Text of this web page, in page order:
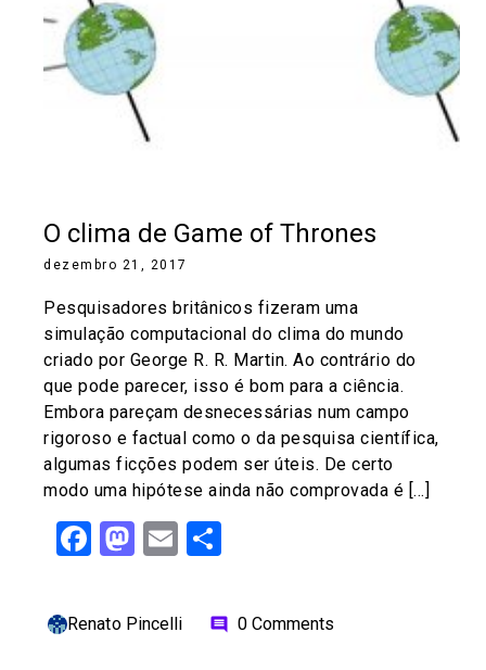
O clima de Game of Thrones
dezembro 21, 2017
Pesquisadores britânicos fizeram uma
simulação computacional do clima do mundo
criado por George R. R. Martin. Ao contrário do
que pode parecer, isso é bom para a ciência.
Embora pareçam desnecessárias num campo
rigoroso e factual como o da pesquisa científica,
algumas ficções podem ser úteis. De certo
modo uma hipótese ainda não comprovada é […]
Facebook
Mastodon
Email
Renato Pincelli comment 0 Comments